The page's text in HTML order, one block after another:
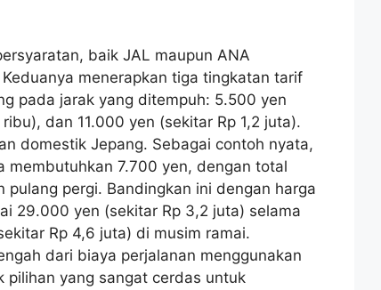
baik JAL maupun ANA
menerapkan tiga tingkatan tarif
pada jarak yang ditempuh: 5.500 yen
dan 11.000 yen (sekitar Rp 1,2 juta).
domestik Jepang. Sebagai contoh nyata,
membutuhkan 7.700 yen, dengan total
pulang pergi. Bandingkan ini dengan harga
29.000 yen (sekitar Rp 3,2 juta) selama
Rp 4,6 juta) di musim ramai.
dari biaya perjalanan menggunakan
pilihan yang sangat cerdas untuk